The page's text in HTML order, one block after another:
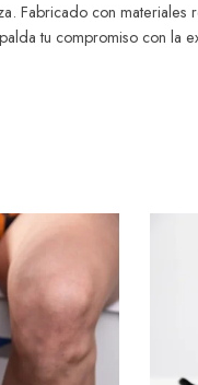
Fabricado con
tu compromiso con la